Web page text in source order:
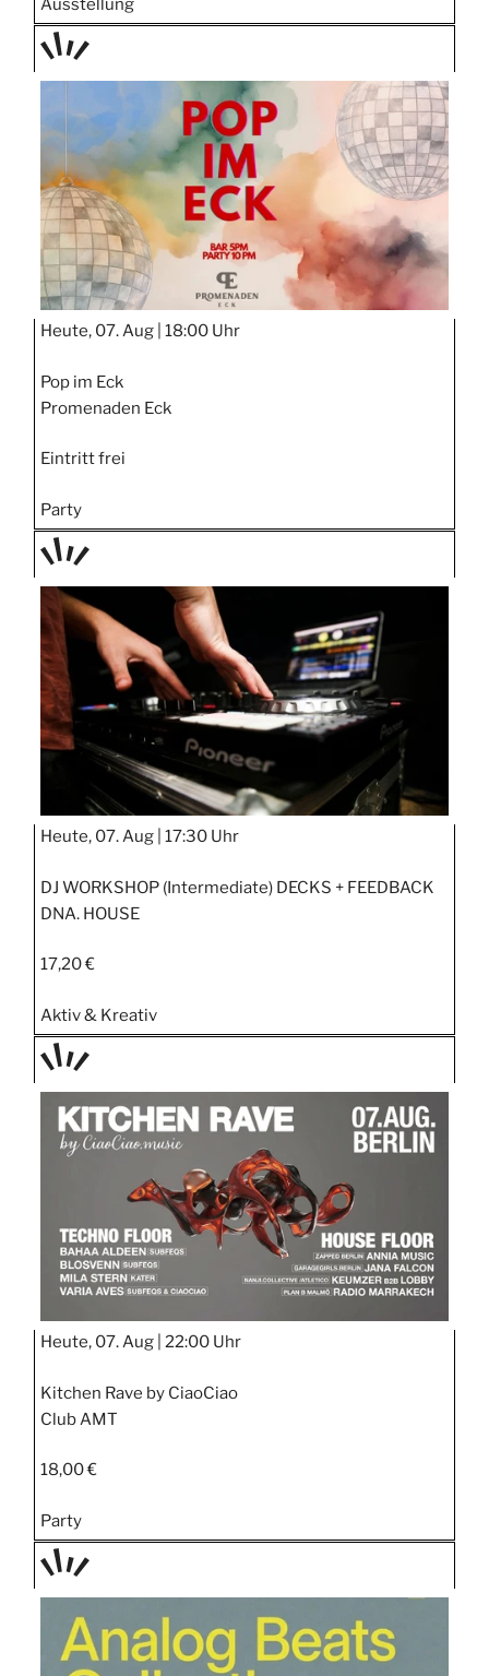
Ausstellung
TAGE
Heute, 07. Aug | 18:00 Uhr
Pop im Eck
Promenaden Eck
Eintritt frei
Party
TAGE
STIPP
Heute, 07. Aug | 17:30 Uhr
DJ WORKSHOP (Intermediate) DECKS + FEEDBACK
DNA. HOUSE
17,20 €
Aktiv & Kreativ
TAGE
STIPP
Heute, 07. Aug | 22:00 Uhr
Kitchen Rave by CiaoCiao
Club AMT
18,00 €
Party
TAGE
STIPP